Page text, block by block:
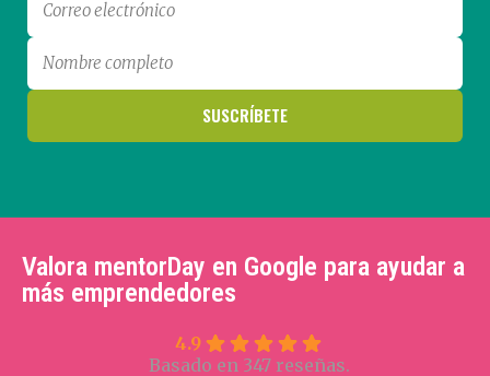
Valora mentorDay en Google para ayudar a
más emprendedores
4.9
Basado en 347 reseñas.